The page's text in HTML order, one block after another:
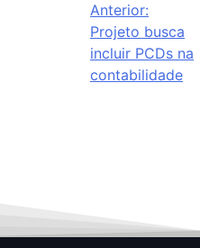
Anterior:
Projeto busca
incluir PCDs na
contabilidade